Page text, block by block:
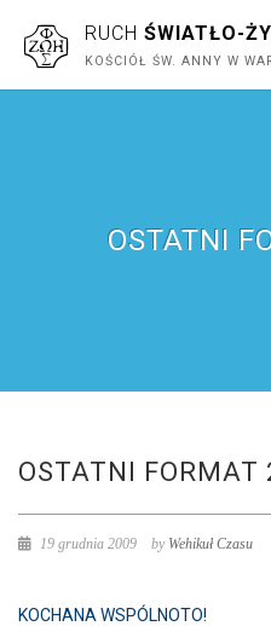
RUCH ŚWIATŁO-
KOŚCIÓŁ ŚW. ANNY W
OSTATNI
OSTATNI FORMAT
19 grudnia 2009 by Wehikuł Czasu
KOCHANA WSPÓLNOTO!